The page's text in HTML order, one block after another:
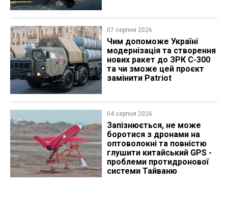
07 серпня 2026
Чим допоможе Україні
модернізація та створення
нових ракет до ЗРК С-300
та чи зможе цей проєкт
замінити Patriot
04 серпня 2026
Запізнюється, не може
боротися з дронами на
оптоволокні та повністю
глушити китайський GPS -
проблеми протидронової
системи Тайваню